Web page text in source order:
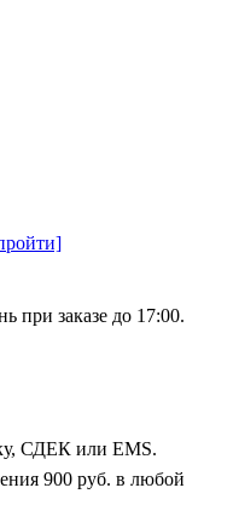
при заказе до 17:00.
СДЕК или EMS.
900 руб. в любой